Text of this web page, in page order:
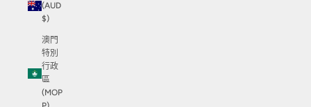
(AUD
$)
澳門
特別
行政
區
(MOP